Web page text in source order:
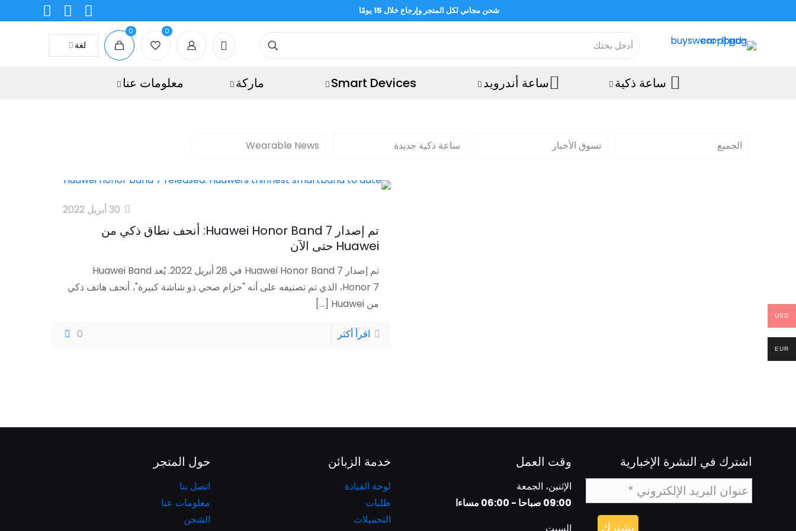
شحن مجاني لكل المتجر وإرجاع خلال 15 يومًا
0
0
لغة
ساعة ذكية ساعة أندرويد Smart Devices ماركة معلومات عنا
الجميع تسوق الأخبار ساعة ذكية جديدة Wearable News
30 أبريل 2022
تم إصدار Huawei Honor Band 7: أنحف نطاق ذكي من
Huawei حتى الآن
تم إصدار Huawei Honor Band 7 في 28 أبريل 2022. يُعد Huawei Band
Honor 7، الذي تم تصنيفه على أنه "حزام صحي ذو شاشة كبيرة"، أنحف هاتف ذكي
من Huawei
[...]
0 اقرأ أكثر
حول المتجر
اتصل بنا
معلومات عنا
الشحن
خدمة الزبائن
لوحة القيادة
طلبات
التحميلات
وقت العمل
الإثنين، الجمعة
09:00 صباحا - 06:00 مساءا
اشترك في النشرة الإخبارية
USD
EUR